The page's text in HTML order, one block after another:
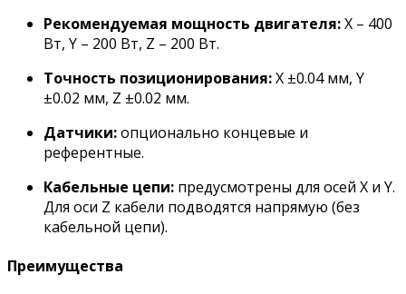
Рекомендуемая мощность двигателя:X – 400
Вт, Y – 200 Вт, Z – 200 Вт.
Точность позиционирования:X ±0.04 мм, Y
±0.02 мм, Z ±0.02 мм.
Датчики:опционально концевые и
референтные.
Кабельные цепи: предусмотрены для осей X и Y.
Для оси Z кабели подводятся напрямую (без
кабельной цепи).
Преимущества